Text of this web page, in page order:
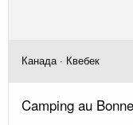
Канада · Квебек
Camping au